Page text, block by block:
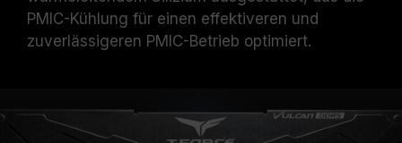
PMIC-Kühlung für einen effektiveren und
zuverlässigeren PMIC-Betrieb optimiert.